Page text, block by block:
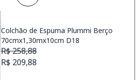
Colchão de Espuma Plummi Berço
70cmx1,30mx10cm D18
R$ 258,88
R$ 209,88